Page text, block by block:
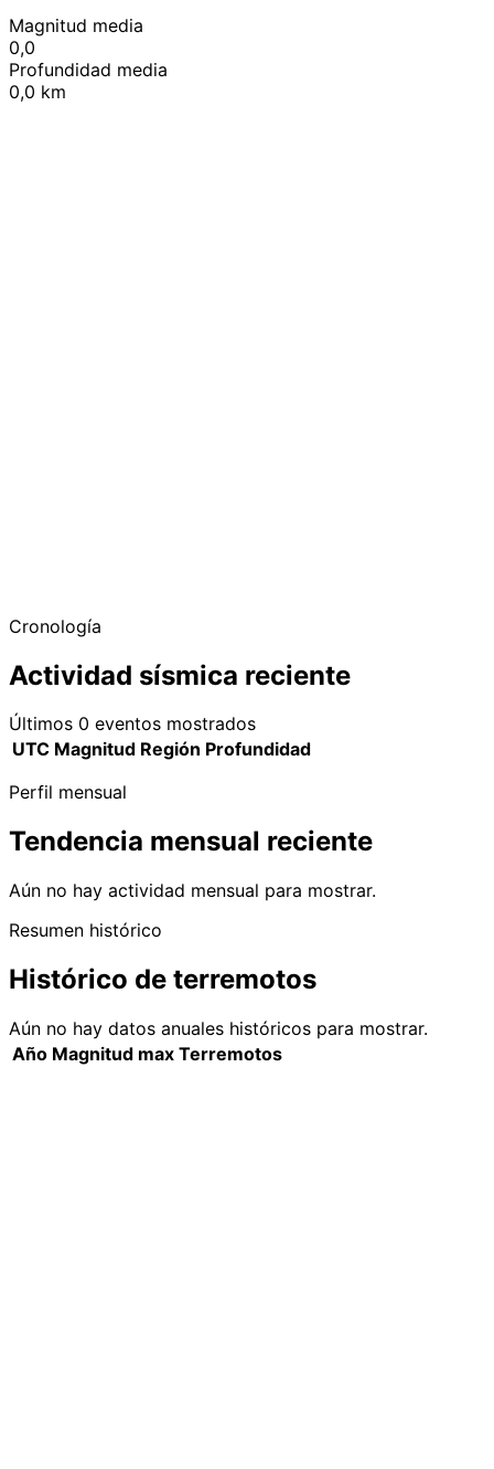
Magnitud media
0,0
Profundidad media
0,0 km
Cronología
Actividad sísmica reciente
Últimos 0 eventos mostrados
UTC Magnitud Región Profundidad
Perfil mensual
Tendencia mensual reciente
Aún no hay actividad mensual para mostrar.
Resumen histórico
Histórico de terremotos
Aún no hay datos anuales históricos para mostrar.
Año Magnitud max Terremotos